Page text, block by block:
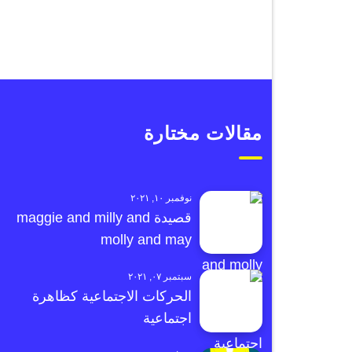
مقالات مختارة
نوفمبر ١٠, ٢٠٢١
قصيدة maggie and milly and
molly and may
سبتمبر ٠٧, ٢٠٢١
الحركات الاجتماعية كظاهرة
اجتماعية